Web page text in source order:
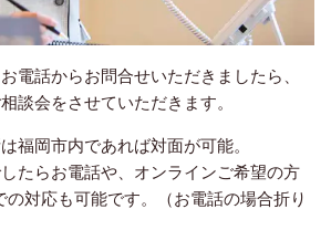
電話からお問合せいただきましたら、
談会をさせていただきます。
は福岡市内であれば対面が可能。
お電話や、オンラインご希望の方
対応も可能です。（お電話の場合折り